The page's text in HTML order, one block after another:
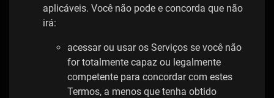
aplicáveis. Você não pode e concorda que não
irá:
acessar ou usar os Serviços se você não
for totalmente capaz ou legalmente
competente para concordar com estes
Termos, a menos que tenha obtido